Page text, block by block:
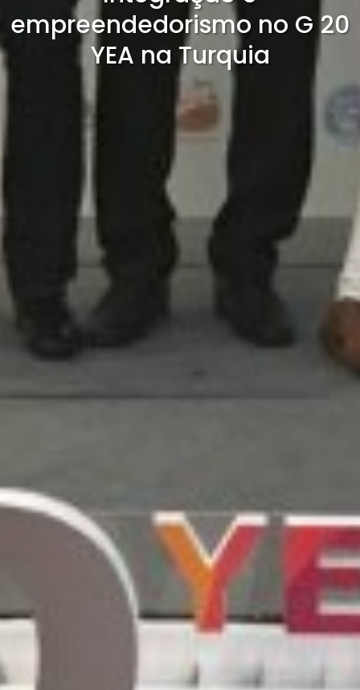
empreendedorismo no G 20
YEA na Turquia